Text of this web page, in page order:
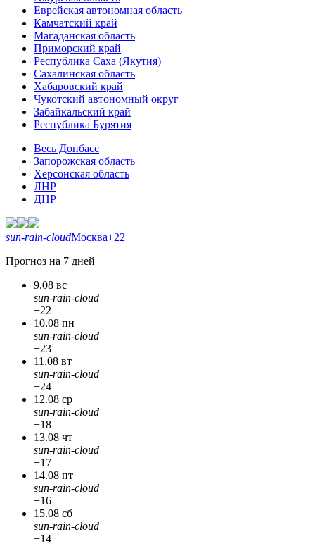
Еврейская автономная область
Камчатский край
Магаданская область
Приморский край
Республика Саха (Якутия)
Сахалинская область
Хабаровский край
Чукотский автономный округ
Забайкальский край
Республика Бурятия
Весь Донбасс
Запорожская область
Херсонская область
ЛНР
ДНР
sun-rain-cloudМосква+22
Прогноз на 7 дней
9.08 вс
sun-rain-cloud
+22
10.08 пн
sun-rain-cloud
+23
11.08 вт
sun-rain-cloud
+24
12.08 ср
sun-rain-cloud
+18
13.08 чт
sun-rain-cloud
+17
14.08 пт
sun-rain-cloud
+16
15.08 сб
sun-rain-cloud
+14